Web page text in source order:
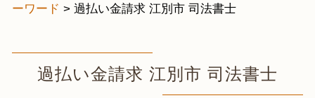
ーワード > 過払い金請求 江別市 司法書士
過払い金請求 江別市 司法書士